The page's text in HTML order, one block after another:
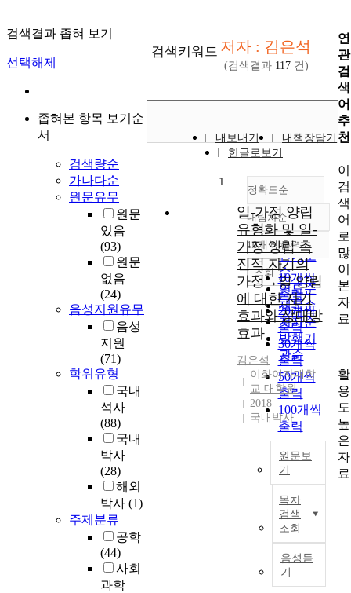
검색결과 좁혀 보기
선택해제
좁혀본 항목 보기순
서
검색량순
가나다순
원문유무
원문
있음
(93)
원문
없음
(24)
음성지원유무
음성
지원
(71)
학위유형
국내
석사
(88)
국내
박사
(28)
해외
박사 (1)
주제분류
공학
(44)
사회
과학
검색키워드 저자 : 김은석
(검색결과 117 건)
내보내기
내책장담기
한글로보기
정확도순
정확도
순
인기도
순
연도순
제목순
저자순
발행기
관순
내림차순
내림차순
10개씩 출력
10개씩
출력
20개씩
출력
30개씩
출력
50개씩
출력
100개씩
출력
조회
1
일-가정 양립
유형화 및 일-
가정 양립 촉
진적 자기의
가정→일 양립
에 대한 자기
효과와 상대방
효과
김은석
이화여자대학
교 대학원
2018
국내박사
원문보
기
목차
검색
조회
음성듣
기
맞
연
관
검
색
어
추
천
이
검
색
어
로
많
이
본
자
료
활
용
도
높
은
자
료